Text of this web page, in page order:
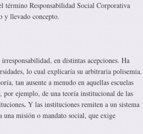
término Responsabilidad Social Corporativa
y llevado concepto.
en distintas acepciones. Ha
lo cual explicaría su arbitraria polisemia.
tan ausente a menudo en aquellas escuelas
por ejemplo, de una teoría institucional de las
. Y las instituciones remiten a un sistema
misión o mandato social, que exige